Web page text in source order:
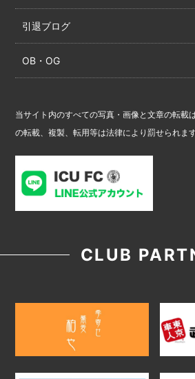
引退ブログ
OB・OG
当サイト内のすべての写真・画像と文章の転載
の転載、複製、転用等は法律により罰せられます
CLUB